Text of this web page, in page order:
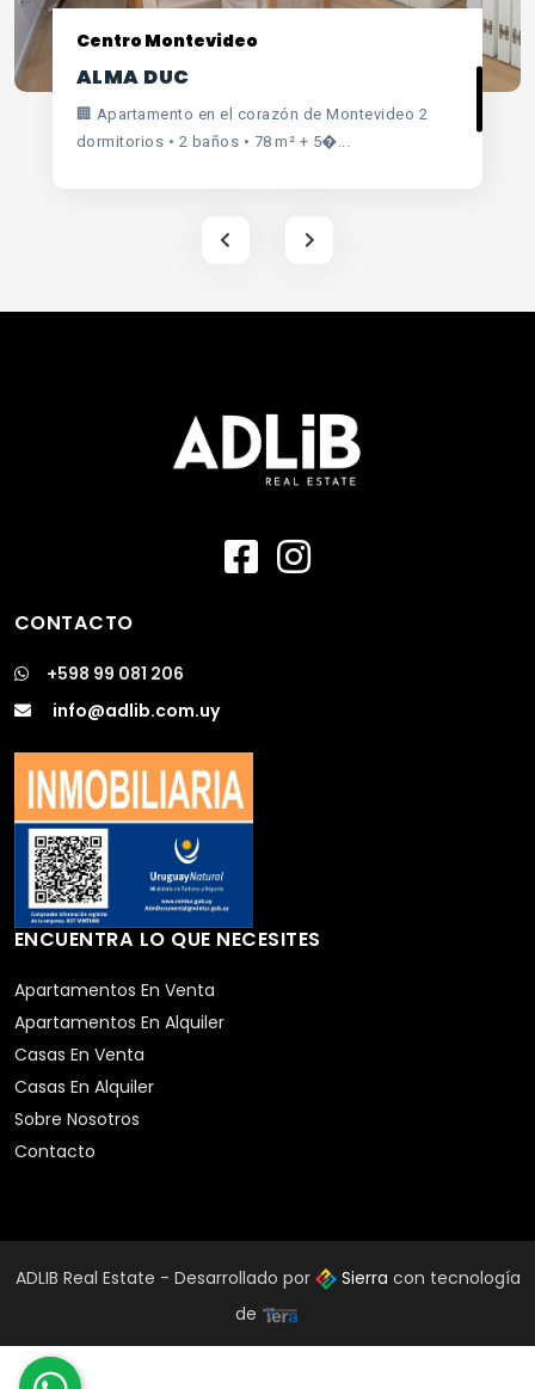
Centro Montevideo
ALMA DUC
🏢 Apartamento en el corazón de Montevideo 2
dormitorios • 2 baños • 78 m² + 5�...
CONTACTO
+598 99 081 206
info@adlib.com.uy
ENCUENTRA LO QUE NECESITES
Apartamentos En Venta
Apartamentos En Alquiler
Casas En Venta
Casas En Alquiler
Sobre Nosotros
Contacto
ADLIB Real Estate - Desarrollado por Sierra con tecnología
de